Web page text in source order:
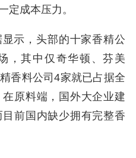
定成本压力。
示，头部的十家香精公
，其中仅奇华顿、芬美
香料公司4家就已占据全
原料端，国外大企业建
前国内缺少拥有完整香